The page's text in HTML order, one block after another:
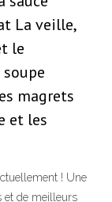
La veille,
le
magrets
et les
! Une
et de meilleurs